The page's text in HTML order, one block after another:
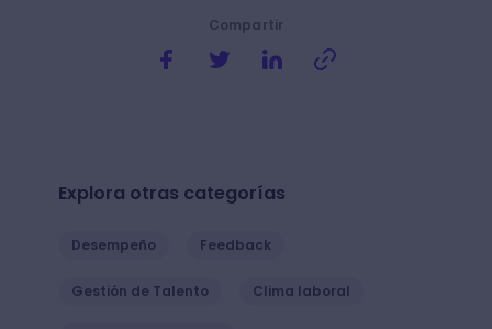
Compartir
Explora otras categorías
Desempeño Feedback
Gestión de Talento Clima laboral